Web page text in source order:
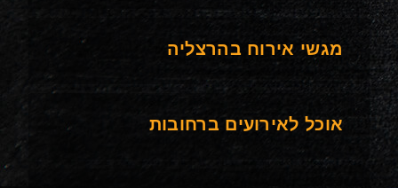
מגשי אירוח בהרצליה
אוכל לאירועים ברחובות